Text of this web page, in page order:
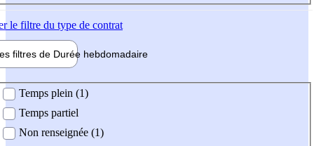
le filtre du type de contrat
filtres de Durée hebdomadaire
Temps plein (1)
Temps partiel
Non renseignée (1)